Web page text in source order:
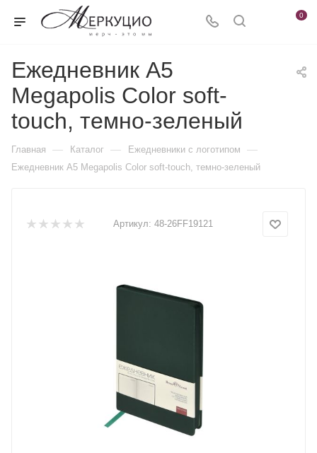
0
Ежедневник А5
Megapolis Color soft-
touch, темно-зеленый
Главная — Каталог — Ежедневники c логотипом —
Ежедневник А5 Megapolis Color soft-touch, темно-зеленый
Артикул: 48-26FF19121